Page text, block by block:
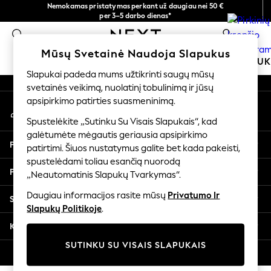
Nemokamas pristatymas perkant už daugiau nei 50 €
per 3–5 darbo dienas*
Dabar galite apsipirkti lietuvių kalba!
0
MOKYKLINĖ APRANGA MERGAITĖMS
SCHOOLWEAR
All Boys Schoolwear
Shoes
Trousers
Shorts
Shirts
Polo Shirts
Sweatshirts & Jumpers
Coats & Jackets
Underwear
Multipacks
All Boys Sport & Swimwear
An error occurred on client
Mūsų socialiniai tinklai
Mano paskyra
Prisijunkite prie savo paskyros
Pagalba
Privatumas ir teisinė informacija
Skyriai
Kitos paslaugos
Mūsų Svetainė Naudoja Slapukus
Slapukai padeda mums užtikrinti saugų mūsų
svetainės veikimą, nuolatinį tobulinimą ir jūsų
apsipirkimo patirties suasmeninimą.
Spustelėkite „Sutinku Su Visais Slapukais“, kad
galėtumėte mėgautis geriausia apsipirkimo
patirtimi. Šiuos nustatymus galite bet kada pakeisti,
spustelėdami toliau esančią nuorodą
„Neautomatinis Slapukų Tvarkymas“.
Daugiau informacijos rasite mūsų Privatumo Ir
Slapukų Politikoje.
SUTINKU SU VISAIS SLAPUKAIS